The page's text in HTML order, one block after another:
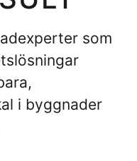
som
i byggnader